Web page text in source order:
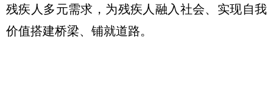
残疾人多元需求，为残疾人融入社会、实现自我
价值搭建桥梁、铺就道路。